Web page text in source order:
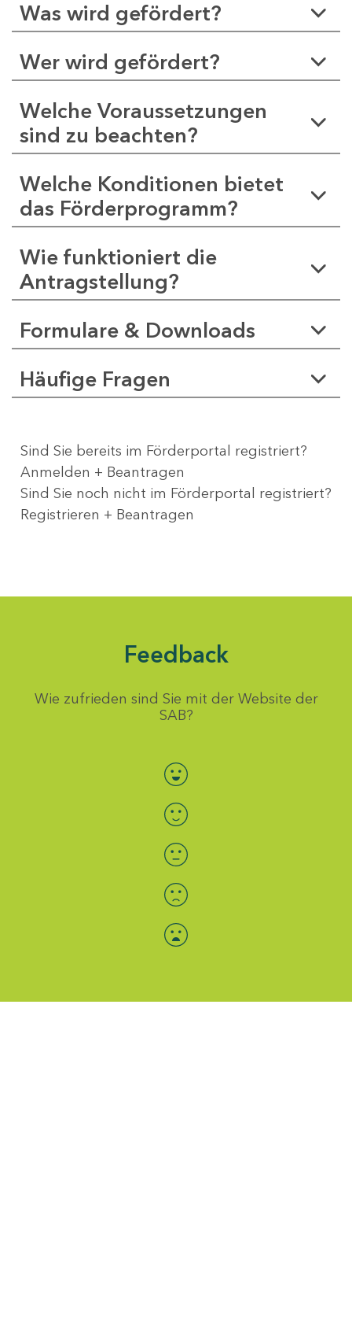
Was wird gefördert?
Wer wird gefördert?
Welche Voraussetzungen
sind zu beachten?
Welche Konditionen bietet
das Förderprogramm?
Wie funktioniert die
Antragstellung?
Formulare & Downloads
Häufige Fragen
Sind Sie bereits im Förderportal registriert?
Anmelden + Beantragen
Sind Sie noch nicht im Förderportal registriert?
Registrieren + Beantragen
Feedback
Wie zufrieden sind Sie mit der Website der
SAB?
Bewertung auswählen